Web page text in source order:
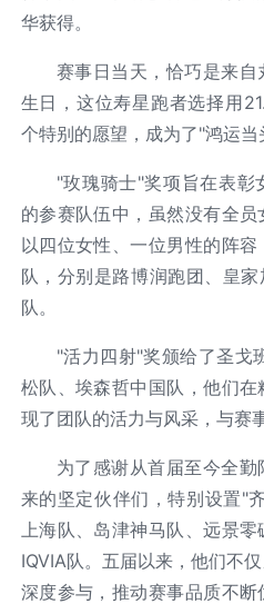
华获得。
赛事日当天，恰巧是来
生日，这位寿星跑者选择用
个特别的愿望，成为了"鸿运当
"玫瑰骑士"奖项旨在表彰
的参赛队伍中，虽然没有全
以四位女性、一位男性的阵
队，分别是路博润跑团、皇
队。
"活力四射"奖颁给了圣戈
松队、埃森哲中国队，他们
现了团队的活力与风采，与赛
为了感谢从首届至今全
来的坚定伙伴们，特别设置"
上海队、岛津神马队、远景
IQVIA队。五届以来，他们不
深度参与，推动赛事品质不